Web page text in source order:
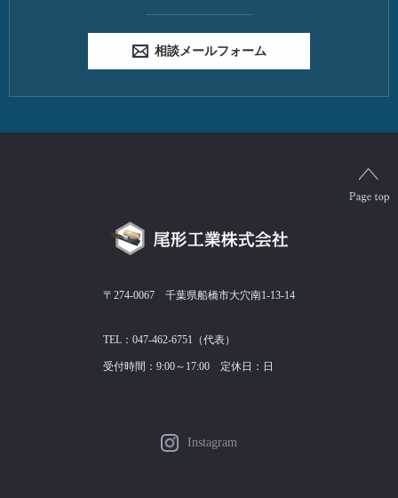
相談メールフォーム
〒274-0067 千葉県船橋市大穴南1-13-14
TEL：047-462-6751（代表）
受付時間：9:00～17:00 定休日：日
Instagram